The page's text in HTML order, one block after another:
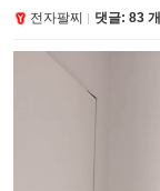
전자팔찌 댓글: 83 개